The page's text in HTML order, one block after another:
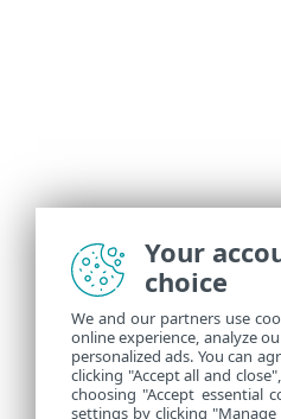
Your
choice
We and our partners use
online experience, analyze
personalized ads. You can
clicking "Accept all and
choosing "Accept essential
settings by clicking